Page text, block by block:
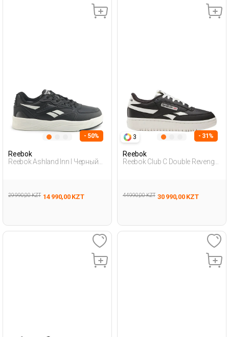
- 50%
Reebok
Reebok Ashland Inn I Черный
29 990,00 KZT 14 990,00 KZT
3 - 31%
Reebok
Reebok Club C Double Revenge
44 990,00 KZT 30 990,00 KZT